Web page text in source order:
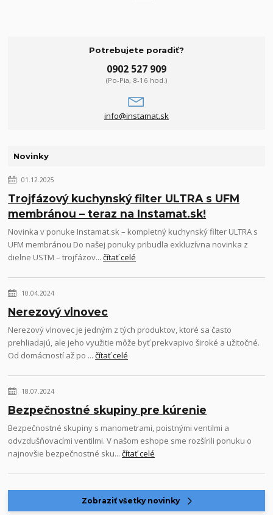
Potrebujete poradiť?
0902 527 909
(Po-Pia, 8-16 hod.)
info@instamat.sk
Novinky
01.12.2025
Trojfázový kuchynský filter ULTRA s UFM
membránou – teraz na Instamat.sk!
Novinka v ponuke Instamat.sk – kompletný kuchynský filter ULTRA s
UFM membránou Do našej ponuky pribudla exkluzívna novinka z
dielne USTM – trojfázov...čítať celé
10.04.2024
Nerezový vlnovec
Nerezový vlnovec je jedným z tých produktov, ktoré sa často
prehliadajú, ale jeho využitie môže byť prekvapivo široké a užitočné.
Od domácností až po ...čítať celé
18.07.2024
Bezpečnostné skupiny pre kúrenie
Bezpečnostné skupiny s manometrami, poistnými ventilmi a
odvzdušňovacími ventilmi. V našom eshope sme rozšírili ponuku o
najnovšie bezpečnostné sku...čítať celé
Zobraziť všetky novinky